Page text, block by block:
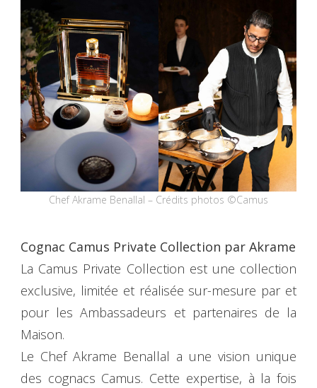
Chef Akrame Benallal – Crédits photos ©Camus
Cognac Camus Private Collection par Akrame
La Camus Private Collection est une collection
exclusive, limitée et réalisée sur-mesure par et
pour les Ambassadeurs et partenaires de la
Maison.
Le Chef Akrame Benallal a une vision unique
des cognacs Camus. Cette expertise, à la fois